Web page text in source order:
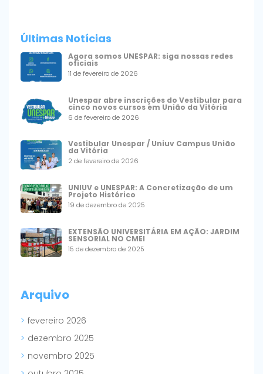
Últimas Notícias
Agora somos UNESPAR: siga nossas redes
oficiais
11 de fevereiro de 2026
Unespar abre inscrições do Vestibular para
cinco novos cursos em União da Vitória
6 de fevereiro de 2026
Vestibular Unespar / Uniuv Campus União
da Vitória
2 de fevereiro de 2026
UNIUV e UNESPAR: A Concretização de um
Projeto Histórico
19 de dezembro de 2025
EXTENSÃO UNIVERSITÁRIA EM AÇÃO: JARDIM
SENSORIAL NO CMEI
15 de dezembro de 2025
Arquivo
fevereiro 2026
dezembro 2025
novembro 2025